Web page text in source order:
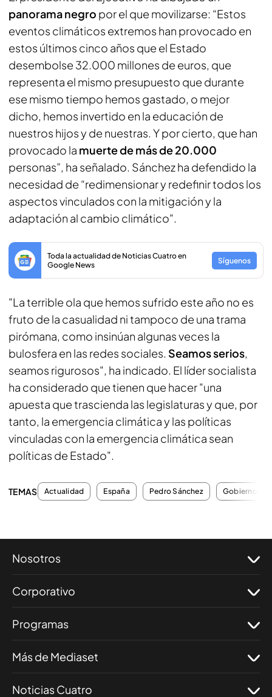
panorama negro por el que movilizarse: “Estos
eventos climáticos extremos han provocado en
estos últimos cinco años que el Estado
desembolse 32.000 millones de euros, que
representa el mismo presupuesto que durante
ese mismo tiempo hemos gastado, o mejor
dicho, hemos invertido en la educación de
nuestros hijos y de nuestras. Y por cierto, que han
provocado la muerte de más de 20.000
personas”, ha señalado. Sánchez ha defendido la
necesidad de “redimensionar y redefinir todos los
aspectos vinculados con la mitigación y la
adaptación al cambio climático".
Toda la actualidad de Noticias Cuatro en
Google News
Síguenos
"La terrible ola que hemos sufrido este año no es
fruto de la casualidad ni tampoco de una trama
pirómana, como insinúan algunas veces la
bulosfera en las redes sociales. Seamos serios,
seamos rigurosos", ha indicado. El líder socialista
ha considerado que tienen que hacer "una
apuesta que trascienda las legislaturas y que, por
tanto, la emergencia climática y las políticas
vinculadas con la emergencia climática sean
políticas de Estado".
TEMAS Actualidad España Pedro Sánchez Gobierno de
Nosotros
Corporativo
Programas
Más de Mediaset
Noticias Cuatro